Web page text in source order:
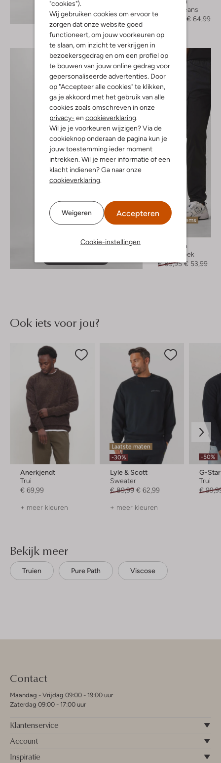
"cookies").
Wij gebruiken cookies om ervoor te
zorgen dat onze website goed
functioneert, om jouw voorkeuren op
te slaan, om inzicht te verkrijgen in
bezoekersgedrag en om een profiel op
te bouwen van jouw online gedrag voor
gepersonaliseerde advertenties. Door
op "Accepteer alle cookies" te klikken,
ga je akkoord met het gebruik van alle
cookies zoals omschreven in onze
privacy- en cookieverklaring
Wil je je voorkeuren wijzigen? Via de
cookieknop onderaan de pagina kun je
jouw toestemming ieder moment
intrekken. Wil je meer informatie of een
klacht indienen? Ga naar onze
cookieverklaring
Weigeren Accepteren
Cookie-instellingen
Ontdek de look
Slim fit jeans
€ 129,95
€ 64,99
Laatste items
Pure Path
Cargobroek
€ 89,95 € 53,99
Ook iets voor jou?
Anerkjendt
Trui
€ 69,99
+ meer kleuren
Laatste maten
-30%
Lyle & Scott
Sweater
€ 89,99 € 62,99
+ meer kleuren
-50%
G-
Trui
€
Bekijk meer
Truien Pure Path Viscose
Contact
Maandag - Vrijdag 09:00 - 19:00 uur
Zaterdag 09:00 - 17:00 uur
Klantenservice
Account
Inspiratie